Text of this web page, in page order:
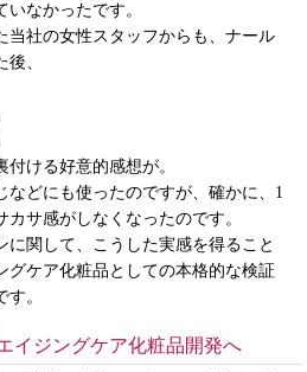
なかったです。
当社の女性スタッフからも、ナール
、
ける好意的感想が。
などにも使ったのですが、確かに、1
サ感がしなくなったのです。
に関して、こうした実感を得ること
グケア化粧品としての本格的な検証
。
ジングケア化粧品開発へ